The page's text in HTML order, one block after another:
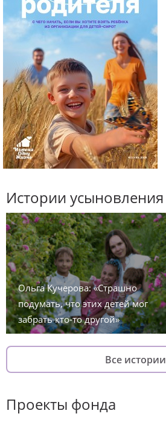
Истории усыновления
Ольга Кучерова: «Страшно
подумать, что этих детей мог
забрать кто-то другой»
Все истории
Проекты фонда